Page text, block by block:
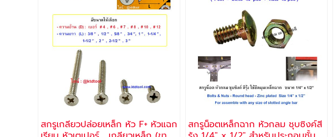
สกรูเกลียวปล่อยเหล็ก หัว F+ หัวแฉก
สกรูน็อตเหล็กฉาก หัวกลม ชุบซิงค์สี